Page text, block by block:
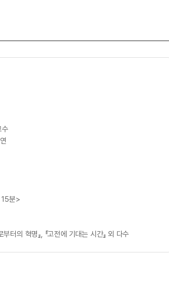
수
분>
부터의 혁명』, 『고전에 기대는 시간』 외 다수